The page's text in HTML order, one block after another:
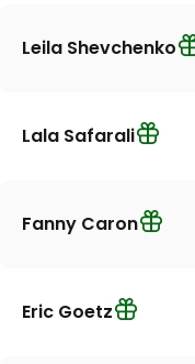
Leila Shevchenko
Lala Safarali
Fanny Caron
Eric Goetz